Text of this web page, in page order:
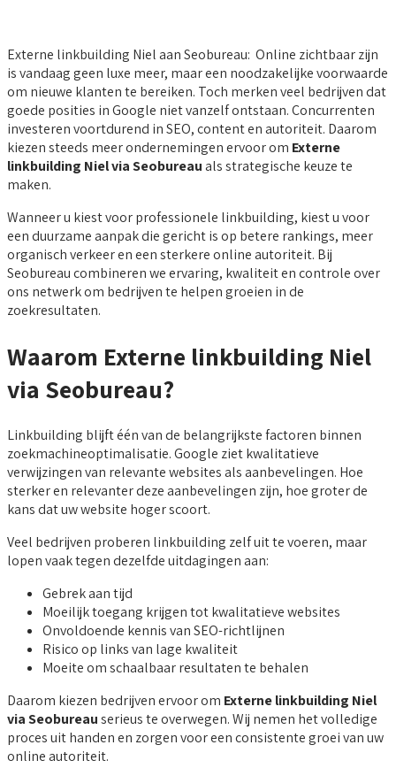
Externe linkbuilding Niel aan Seobureau: Online zichtbaar zijn
is vandaag geen luxe meer, maar een noodzakelijke voorwaarde
om nieuwe klanten te bereiken. Toch merken veel bedrijven dat
goede posities in Google niet vanzelf ontstaan. Concurrenten
investeren voortdurend in SEO, content en autoriteit. Daarom
kiezen steeds meer ondernemingen ervoor om Externe
linkbuilding Niel via Seobureauals strategische keuze te
maken.
Wanneer u kiest voor professionele linkbuilding, kiest u voor
een duurzame aanpak die gericht is op betere rankings, meer
organisch verkeer en een sterkere online autoriteit. Bij
Seobureau combineren we ervaring, kwaliteit en controle over
ons netwerk om bedrijven te helpen groeien in de
zoekresultaten.
Waarom Externe linkbuilding Niel
via Seobureau?
Linkbuilding blijft één van de belangrijkste factoren binnen
zoekmachineoptimalisatie. Google ziet kwalitatieve
verwijzingen van relevante websites als aanbevelingen. Hoe
sterker en relevanter deze aanbevelingen zijn, hoe groter de
kans dat uw website hoger scoort.
Veel bedrijven proberen linkbuilding zelf uit te voeren, maar
lopen vaak tegen dezelfde uitdagingen aan:
Gebrek aan tijd
Moeilijk toegang krijgen tot kwalitatieve websites
Onvoldoende kennis van SEO-richtlijnen
Risico op links van lage kwaliteit
Moeite om schaalbaar resultaten te behalen
Daarom kiezen bedrijven ervoor om Externe linkbuilding Niel
via Seobureauserieus te overwegen. Wij nemen het volledige
proces uit handen en zorgen voor een consistente groei van uw
online autoriteit.